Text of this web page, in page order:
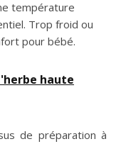
température
Trop froid ou
pour bébé.
haute
de préparation à